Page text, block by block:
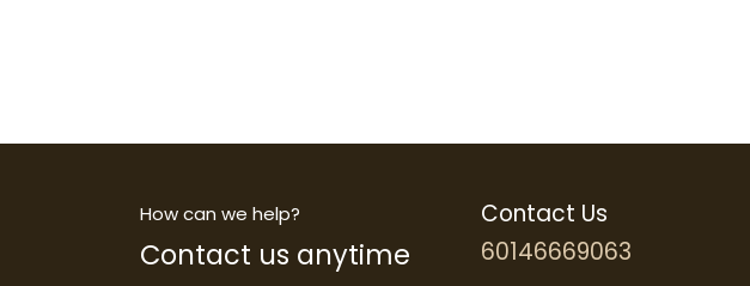
How can we help?
Contact us anytime
Contact Us
60146669063